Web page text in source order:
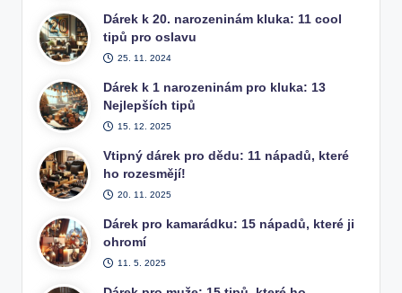
Dárek k 20. narozeninám kluka: 11 cool
tipů pro oslavu
25. 11. 2024
Dárek k 1 narozeninám pro kluka: 13
Nejlepších tipů
15. 12. 2025
Vtipný dárek pro dědu: 11 nápadů, které
ho rozesmějí!
20. 11. 2025
Dárek pro kamarádku: 15 nápadů, které ji
ohromí
11. 5. 2025